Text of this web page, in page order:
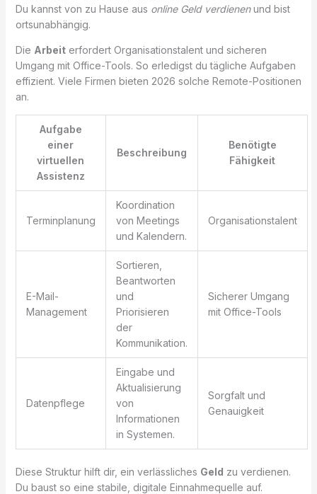
Du kannst von zu Hause aus online Geld verdienenund bist
ortsunabhängig.
Die Arbeiterfordert Organisationstalent und sicheren
Umgang mit Office-Tools. So erledigst du tägliche Aufgaben
effizient. Viele Firmen bieten 2026 solche Remote-Positionen
an.
Aufgabe
einer
virtuellen
Assistenz
Beschreibung
Benötigte
Fähigkeit
Terminplanung
Koordination
von Meetings
und Kalendern.
Organisationstalent
E-Mail-
Management
Sortieren,
Beantworten
und
Priorisieren
der
Kommunikation.
Sicherer Umgang
mit Office-Tools
Datenpflege
Eingabe und
Aktualisierung
von
Informationen
in Systemen.
Sorgfalt und
Genauigkeit
Diese Struktur hilft dir, ein verlässliches Geld zu verdienen.
Du baust so eine stabile, digitale Einnahmequelle auf.